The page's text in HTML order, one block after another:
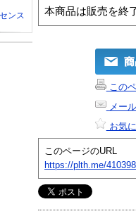
本商品は販売を終
この
メー
お気
このページのURL
https://plth.me/
ンス